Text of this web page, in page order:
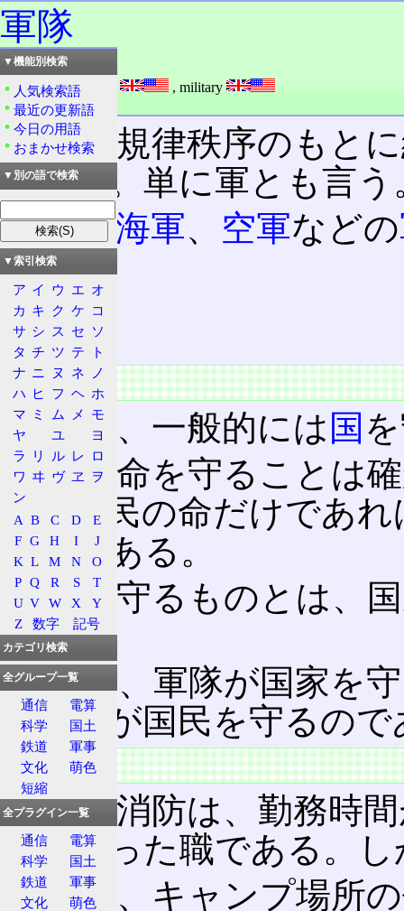
軍隊
読み：ぐんたい
外語：armed forces , military
品詞：名詞
一定の規律秩序のもと
のこと。単に軍とも言う
陸軍、海軍、 空軍などの
目的
特徴
目的
軍隊は、一般的には 国
国民の命を守ることは
単に国民の命だけであ
からである。
軍隊が守るものとは、
る。
つまり、軍隊が国家を
や消防が国民を守るの
特徴
警察や消防は、勤務時
提となった職である。
軍隊は、キャンプ場所
▼機能別検索
人気検索語
最近の更新語
今日の用語
おまかせ検索
▼別の語で検索
▼索引検索
ア イ ウ エ オ
カ キ ク ケ コ
サ シ ス セ ソ
タ チ ツ テ
ト
ナ ニ ヌ ネ
ノ
ハ ヒ フ ヘ ホ
マ ミ ム メ
モ
ヤ
ユ
ヨ
ラ
リ ル レ ロ
ワ ヰ ヴ ヱ
ヲ
ン
A B C D
E
F G H I
J
K L M N
O
P Q R S
T
U V W X
Y
Z
数字 記号
カテゴリ検索
全グループ一覧
通信
電算
科学
国土
鉄道
軍事
文化
萌色
短縮
全プラグイン一覧
通信
電算
科学
国土
鉄道
軍事
文化
萌色